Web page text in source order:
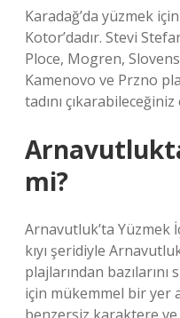
Karadağ’da yüzmek
Kotor’dadır. Stevi
Ploce, Mogren,
Kamenovo ve Przno
tadını
mi?
Arnavutluk’ta Yüzmek
kıyı şeridiyle
plajlarından
için mükemmel bir yer